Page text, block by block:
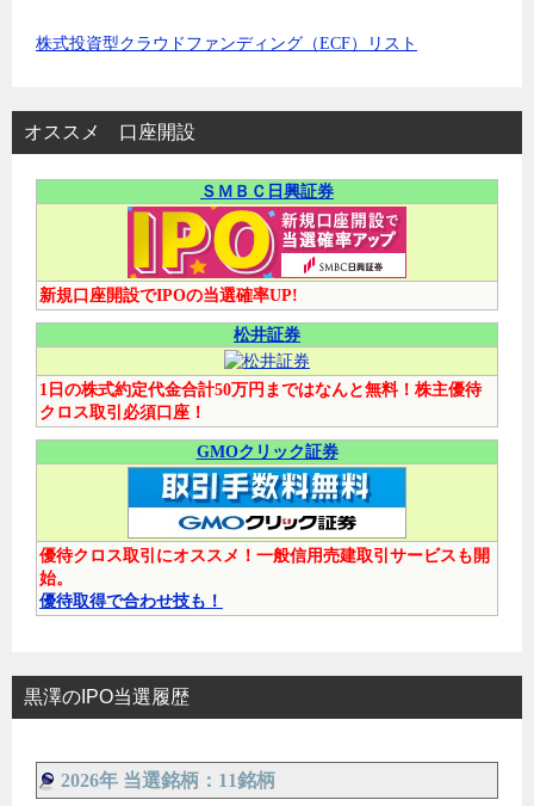
株式投資型クラウドファンディング（ECF）リスト
オススメ 口座開設
ＳＭＢＣ日興証券
新規口座開設でIPOの当選確率UP!
松井証券
1日の株式約定代金合計50万円まではなんと無料！株主優待
クロス取引必須口座！
GMOクリック証券
優待クロス取引にオススメ！一般信用売建取引サービスも開
始。
優待取得で合わせ技も！
黒澤のIPO当選履歴
2026年 当選銘柄：11銘柄